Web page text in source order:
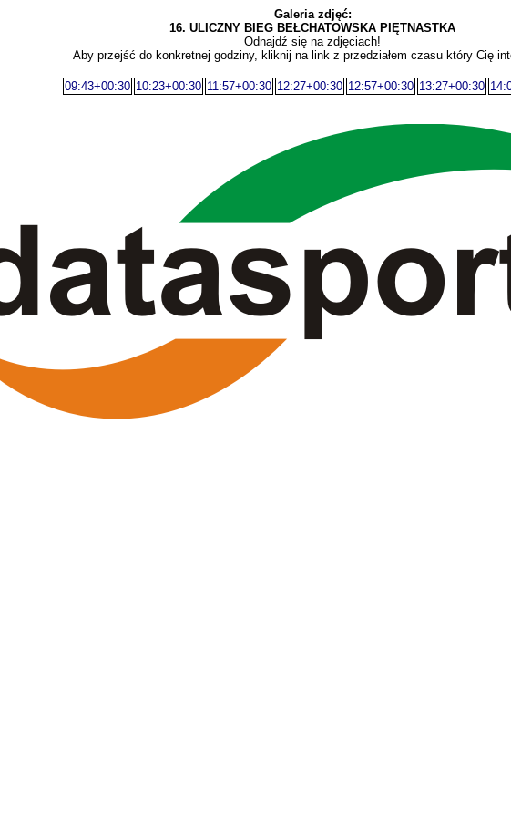
Galeria zdjęć:
16. ULICZNY BIEG BEŁCHATOWSKA PIĘTNASTKA
Odnajdź się na zdjęciach!
Aby przejść do konkretnej godziny, kliknij na link z przedziałem czasu który Cię
09:43+00:30 10:23+00:30 11:57+00:30 12:27+00:30 12:57+00:30 13:27+00:30